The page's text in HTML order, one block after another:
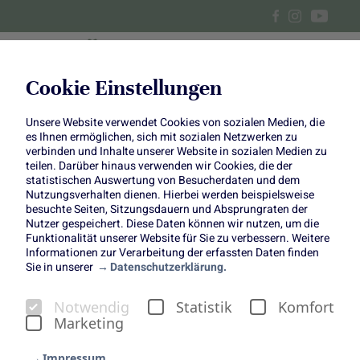
Cookie Einstellungen
Unsere Website verwendet Cookies von sozialen Medien, die
es Ihnen ermöglichen, sich mit sozialen Netzwerken zu
verbinden und Inhalte unserer Website in sozialen Medien zu
teilen. Darüber hinaus verwenden wir Cookies, die der
statistischen Auswertung von Besucherdaten und dem
Nutzungsverhalten dienen. Hierbei werden beispielsweise
besuchte Seiten, Sitzungsdauern und Absprungraten der
Nutzer gespeichert. Diese Daten können wir nutzen, um die
Funktionalität unserer Website für Sie zu verbessern. Weitere
Informationen zur Verarbeitung der erfassten Daten finden
Sie in unserer
Datenschutzerklärung.
Notwendig Statistik
Komfort
Marketing
Grüne Frühlings-Nester:
Herzhafter Kartoffel-Spinat-
Brunch aus dem Ofen
Frischer Spinat ist für uns der ultimative Frühlingsbote auf
dem Teller. In diesem Rezept, das Tanja von den
Foodistasfür uns entwickelt hat, spielt das grüne
Blattgemüse die Hauptrolle und verwandelt klassischen